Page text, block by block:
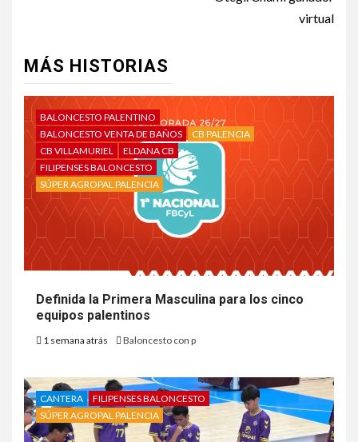
virtual
MÁS HISTORIAS
BALONCESTO PALENTINO
BALONCESTO VENTA DE BAÑOS
CB PALENCIA
CB VILLAMURIEL
ELDANA CB
FILIPENSES BALONCESTO
SÚPER AGROPAL PALENCIA
Definida la Primera Masculina para los cinco
equipos palentinos
1 semana atrás Baloncesto con p
CANTERA
FILIPENSES BALONCESTO
SÚPER AGROPAL PALENCIA